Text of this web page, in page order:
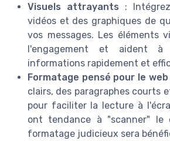
Visuels attrayants :
vidéos et des graphiques de
vos messages. Les éléments
l'engagement et aident à
informations rapidement et
Formatage pensé pour le web
clairs, des paragraphes courts
pour faciliter la lecture à
ont tendance à "scanner" le
formatage judicieux sera